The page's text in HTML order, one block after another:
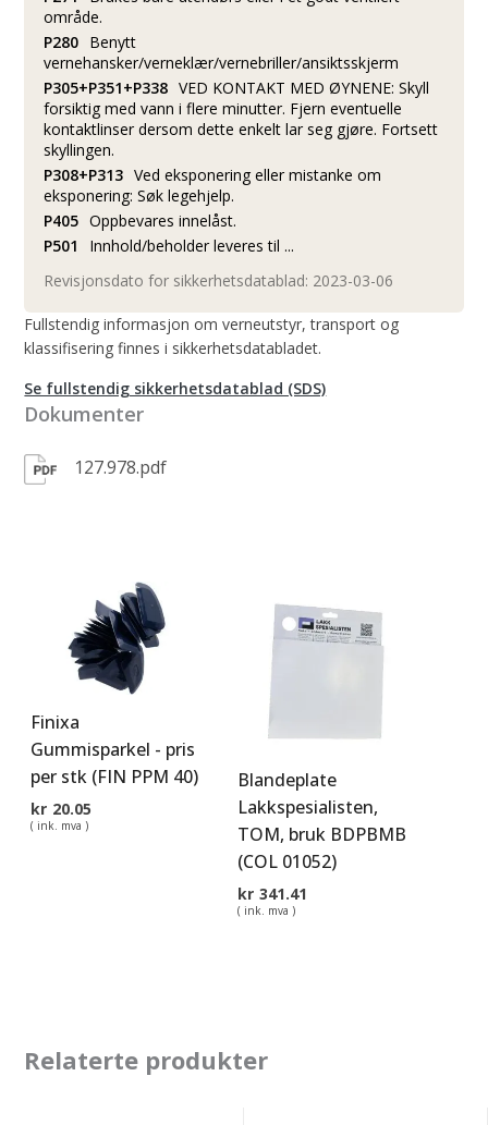
område.
P280 Benytt
vernehansker/verneklær/vernebriller/ansiktsskjerm
P305+P351+P338 VED KONTAKT MED ØYNENE: Skyll
forsiktig med vann i flere minutter. Fjern eventuelle
kontaktlinser dersom dette enkelt lar seg gjøre. Fortsett
skyllingen.
P308+P313 Ved eksponering eller mistanke om
eksponering: Søk legehjelp.
P405 Oppbevares innelåst.
P501
Innhold/beholder leveres til ...
Revisjonsdato for sikkerhetsdatablad: 2023-03-06
Fullstendig informasjon om verneutstyr, transport og
klassifisering finnes i sikkerhetsdatabladet.
Se fullstendig sikkerhetsdatablad (SDS)
Dokumenter
127.978.pdf
Finixa
Gummisparkel - pris
per stk (FIN PPM 40)
kr 20.05
( ink. mva )
Blandeplate
Lakkspesialisten,
TOM, bruk BDPBMB
(COL 01052)
kr 341.41
( ink. mva )
Relaterte produkter